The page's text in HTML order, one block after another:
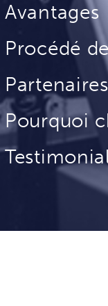
Avantages
Procédé
Pourquoi